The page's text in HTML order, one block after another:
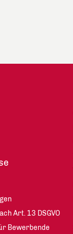
Art. 13 DSGVO
Bewerbende